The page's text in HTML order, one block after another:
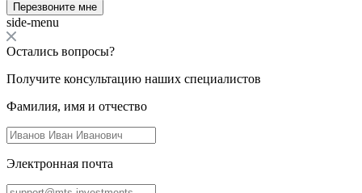
Перезвоните мне
side-menu
Остались вопросы?
Получите консультацию наших специалистов
Фамилия, имя и отчество
Электронная почта